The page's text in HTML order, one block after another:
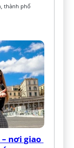
thành phố
nơi giao